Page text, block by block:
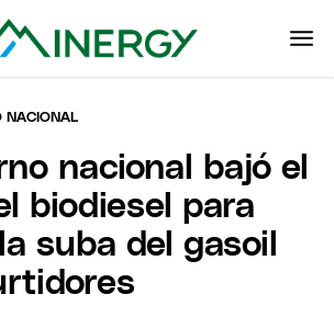
NACIONAL
nacional bajó el
biodiesel para
suba del gasoil